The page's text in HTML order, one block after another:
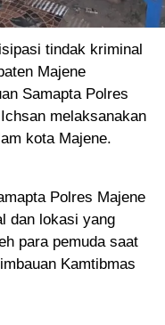
tindak kriminal
Majene
Samapta Polres
melaksanakan
kota Majene.
Polres Majene
dan lokasi yang
para pemuda saat
Kamtibmas